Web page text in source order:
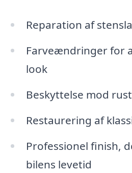
Reparation af
Farveændringer for
look
Beskyttelse mod
Restaurering af
Professionel finish,
bilens levetid